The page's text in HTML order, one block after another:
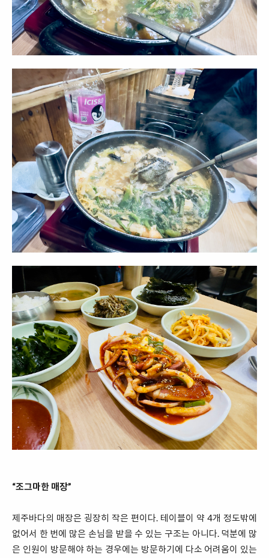
“조그마한 매장”
제주바다의 매장은 굉장히 작은 편이다. 테이블이 약 4개 정도밖에
없어서 한 번에 많은 손님을 받을 수 있는 구조는 아니다. 덕분에 많
은 인원이 방문해야 하는 경우에는 방문하기에 다소 어려움이 있는